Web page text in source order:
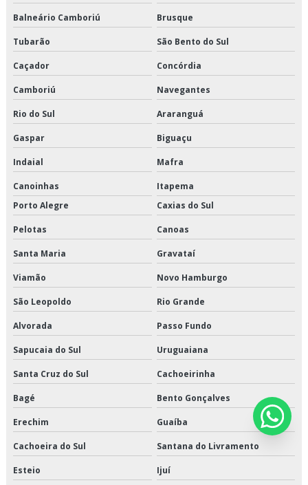
Transporte produtos congelados valor
Transporte produtos refrigerados em são paulo
Transporte produtos refrigerados em sp
Transporte produtos refrigerados preço
Transporte refrigerado de alimentos
Transporte refrigerado fracionado
Balneário Camboriú Brusque
Tubarão São Bento do Sul
Caçador Concórdia
Camboriú Navegantes
Rio do Sul Araranguá
Gaspar Biguaçu
Indaial Mafra
Canoinhas
Itapema
Porto Alegre
Caxias do Sul
Pelotas Canoas
Santa Maria Gravataí
Viamão Novo Hamburgo
São Leopoldo Rio Grande
Alvorada Passo Fundo
Sapucaia do Sul Uruguaiana
Santa Cruz do Sul Cachoeirinha
Bagé Bento Gonçalves
Erechim Guaíba
Cachoeira do Sul Santana do Livramento
Esteio Ijuí